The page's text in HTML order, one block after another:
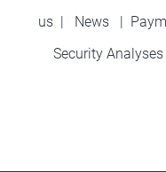
us | News |
Security Analyses